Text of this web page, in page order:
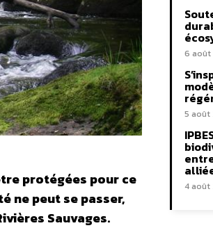
protégées pour ce
ne peut se passer,
Sauvages.
6 août
5 août
4 août